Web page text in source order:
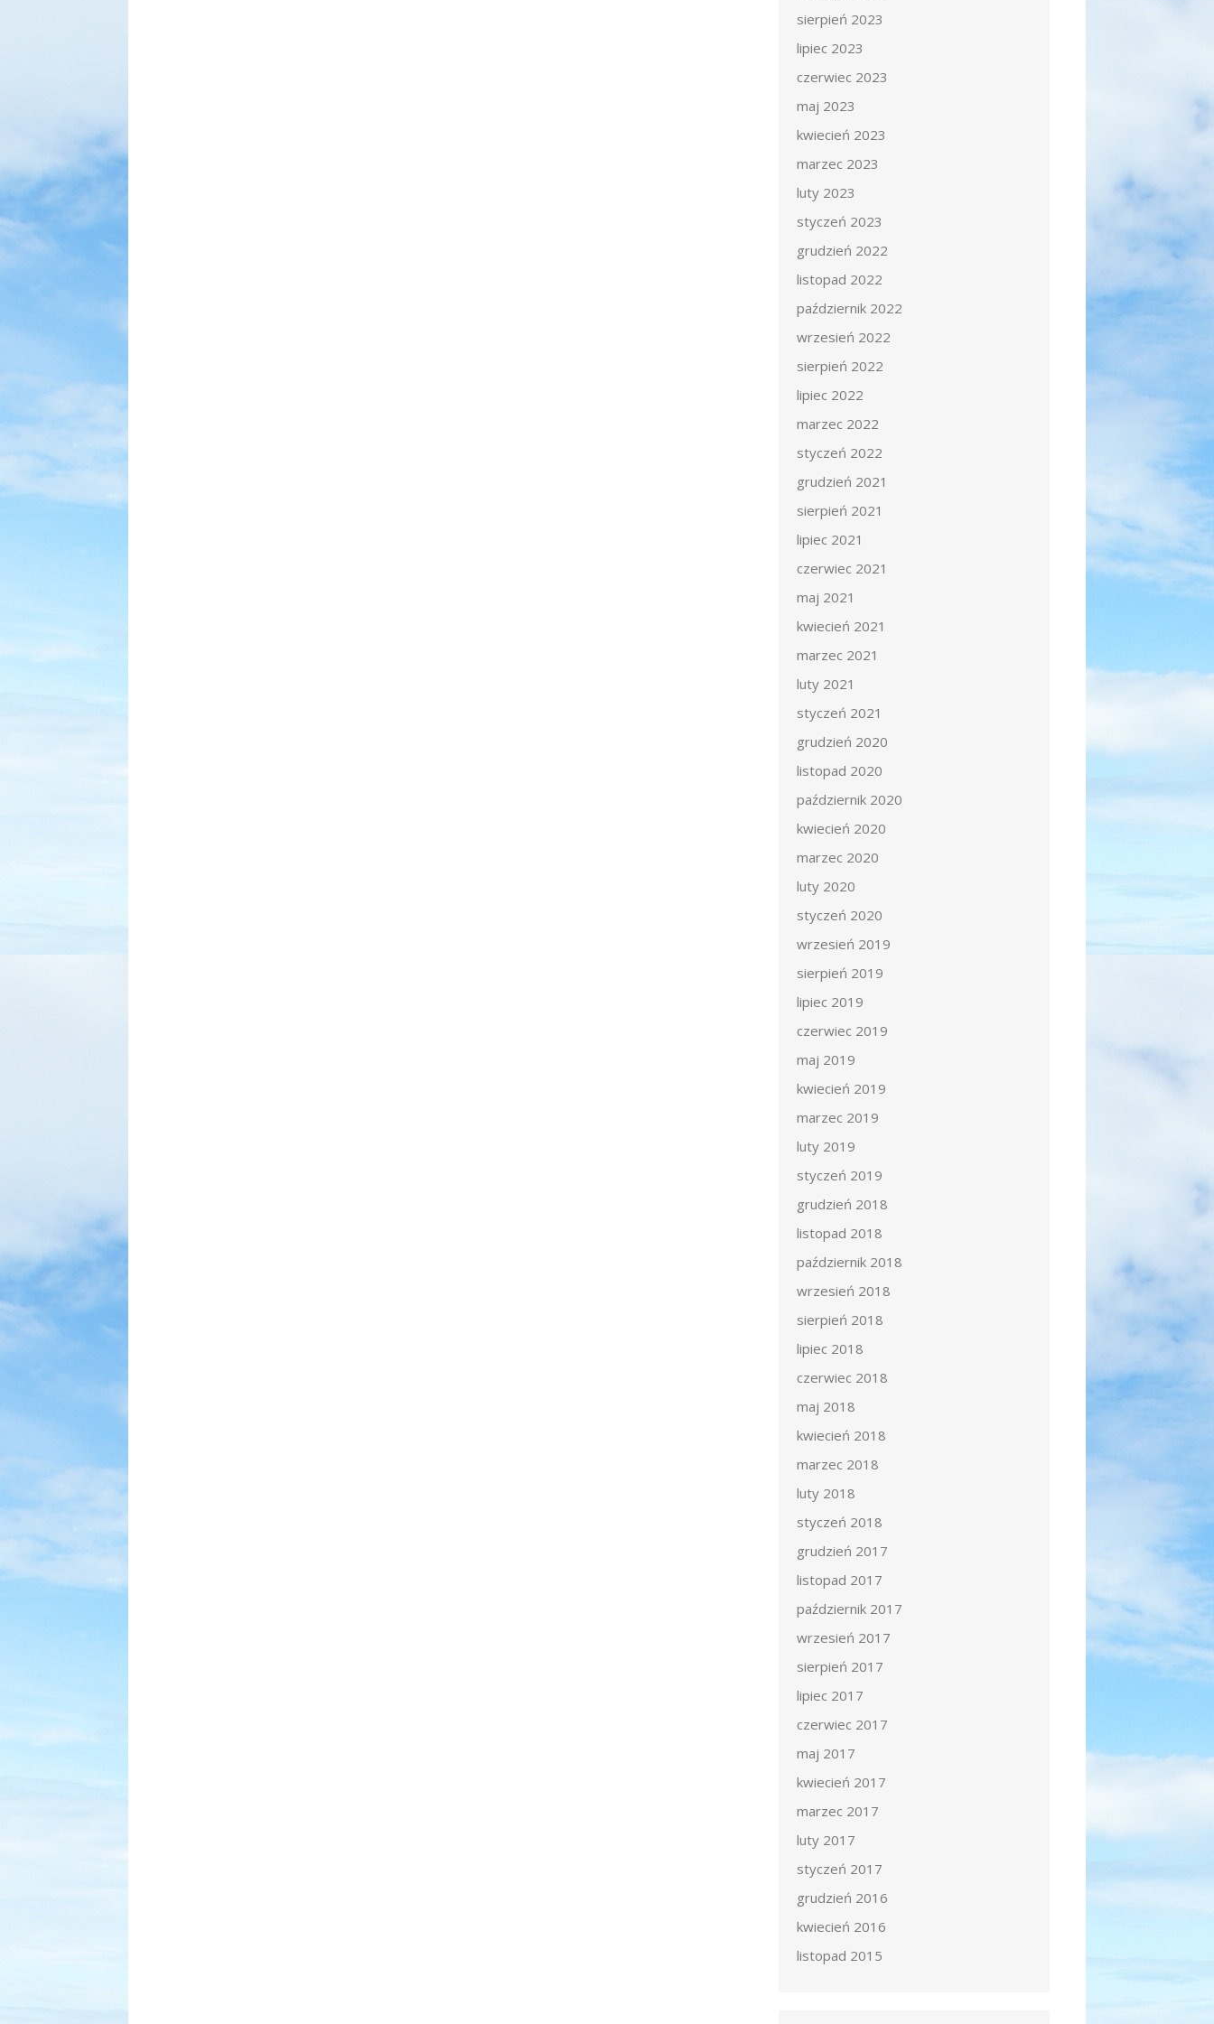
sierpień 2023
lipiec 2023
czerwiec 2023
maj 2023
kwiecień 2023
marzec 2023
luty 2023
styczeń 2023
grudzień 2022
listopad 2022
październik 2022
wrzesień 2022
sierpień 2022
lipiec 2022
marzec 2022
styczeń 2022
grudzień 2021
sierpień 2021
lipiec 2021
czerwiec 2021
maj 2021
kwiecień 2021
marzec 2021
luty 2021
styczeń 2021
grudzień 2020
listopad 2020
październik 2020
kwiecień 2020
marzec 2020
luty 2020
styczeń 2020
wrzesień 2019
sierpień 2019
lipiec 2019
czerwiec 2019
maj 2019
kwiecień 2019
marzec 2019
luty 2019
styczeń 2019
grudzień 2018
listopad 2018
październik 2018
wrzesień 2018
sierpień 2018
lipiec 2018
czerwiec 2018
maj 2018
kwiecień 2018
marzec 2018
luty 2018
styczeń 2018
grudzień 2017
listopad 2017
październik 2017
wrzesień 2017
sierpień 2017
lipiec 2017
czerwiec 2017
maj 2017
kwiecień 2017
marzec 2017
luty 2017
styczeń 2017
grudzień 2016
kwiecień 2016
listopad 2015